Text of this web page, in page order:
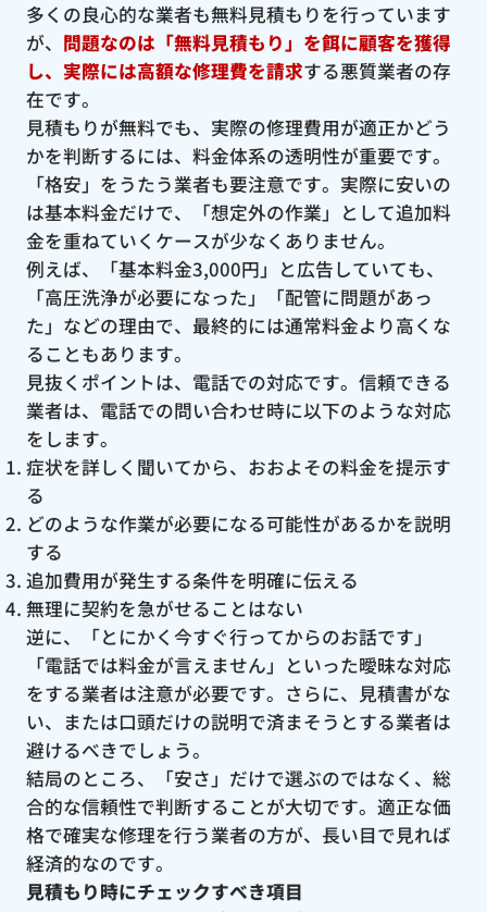
多くの良心的な業者も無料見積もりを行っています
が、 問題なのは「無料見積もり」を餌に顧客を獲得
し、実際には高額な修理費を請求する悪質業者の存
在です。
見積もりが無料でも、実際の修理費用が適正かどう
かを判断するには、料金体系の透明性が重要です。
「格安」をうたう業者も要注意です。実際に安いの
は基本料金だけで、「想定外の作業」として追加料
金を重ねていくケースが少なくありません。
例えば、「基本料金3,000円」と広告していても、
「高圧洗浄が必要になった」「配管に問題があっ
た」などの理由で、最終的には通常料金より高くな
ることもあります。
見抜くポイントは、電話での対応です。信頼できる
業者は、電話での問い合わせ時に以下のような対応
をします。
症状を詳しく聞いてから、おおよその料金を提示す
る
どのような作業が必要になる可能性があるかを説明
する
追加費用が発生する条件を明確に伝える
無理に契約を急がせることはない
逆に、「とにかく今すぐ行ってからのお話です」
「電話では料金が言えません」といった曖昧な対応
をする業者は注意が必要です。さらに、見積書がな
い、または口頭だけの説明で済まそうとする業者は
避けるべきでしょう。
結局のところ、「安さ」だけで選ぶのではなく、総
合的な信頼性で判断することが大切です。適正な価
格で確実な修理を行う業者の方が、長い目で見れば
経済的なのです。
見積もり時にチェックすべき項目